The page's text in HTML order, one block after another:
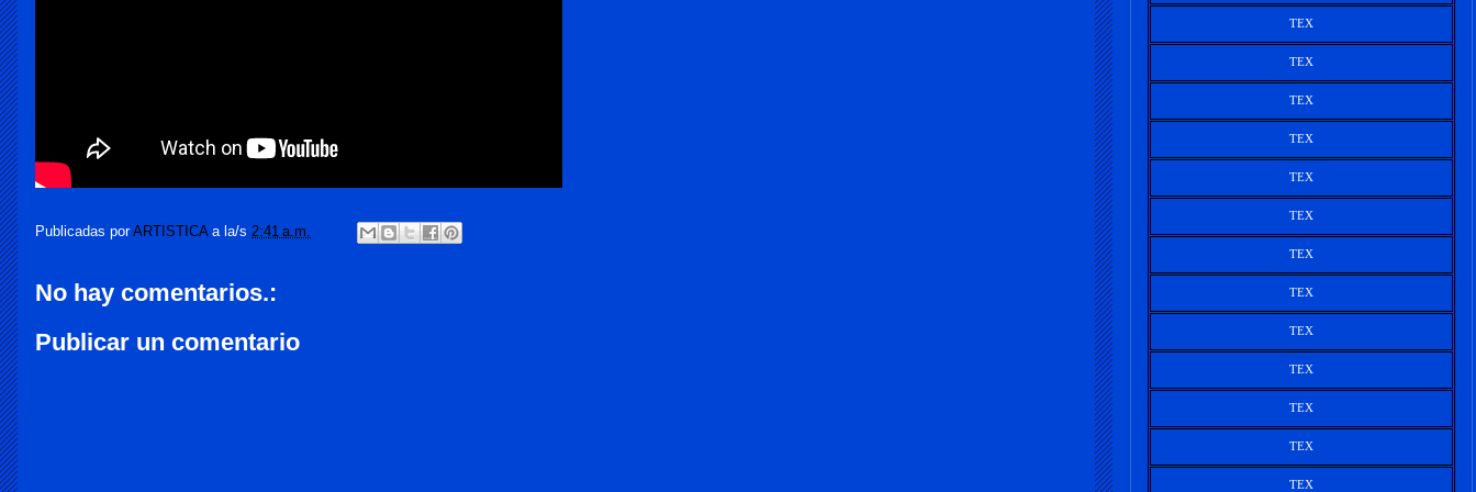
Publicadas porARTISTICA a la/s 2:41 a.m.
No hay comentarios.:
Publicar un comentario
TEX
TEX
TEX
TEX
TEX
TEX
TEX
TEX
TEX
TEX
TEX
TEX
TEX